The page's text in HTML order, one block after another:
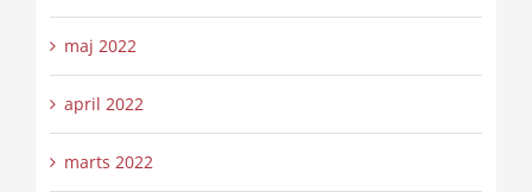
maj 2022
april 2022
marts 2022